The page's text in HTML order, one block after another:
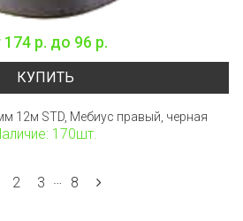
174 р. до 96 р.
КУПИТЬ
12м STD, Мебиус правый, черная
170шт.
2 3 8